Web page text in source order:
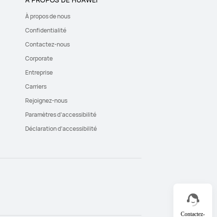
Contactez-
À propos de nous
Confidentialité
Contactez-nous
Corporate
Entreprise
Carriers
Rejoignez-nous
Paramètres d’accessibilité
Déclaration d’accessibilité